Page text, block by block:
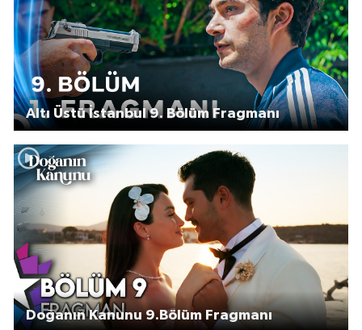
Altı Üstü İstanbul 9. Bölüm Fragmanı
Doğanın Kanunu 9.Bölüm Fragmanı